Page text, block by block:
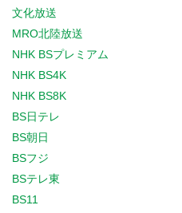
文化放送
MRO北陸放送
NHK BSプレミアム
NHK BS4K
NHK BS8K
BS日テレ
BS朝日
BSフジ
BSテレ東
BS11